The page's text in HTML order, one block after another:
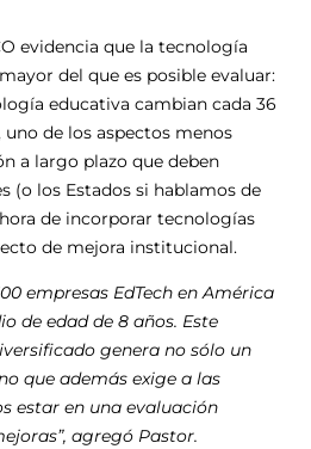
evidencia que la tecnología
del que es posible evaluar:
educativa cambian cada 36
uno de los aspectos menos
a largo plazo que deben
(o los Estados si hablamos de
de incorporar tecnologías
de mejora institucional.
empresas EdTech en América
de edad de 8 años. Este
genera no sólo un
que además exige a las
estar en una evaluación
agregó Pastor.